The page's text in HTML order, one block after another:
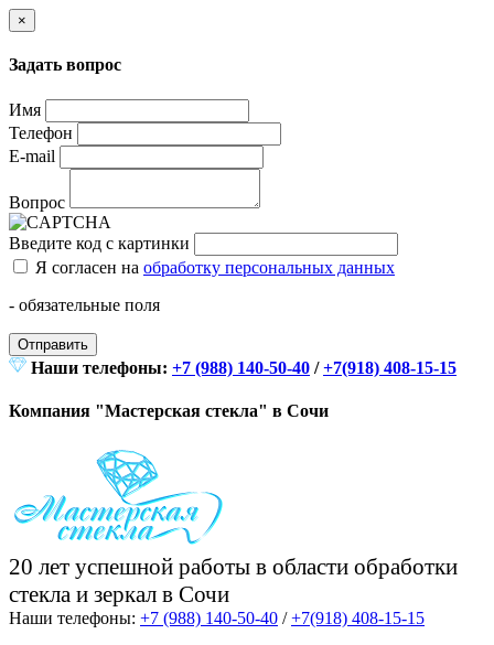
×
Задать вопрос
Имя
Телефон
E-mail
Вопрос
Введите код с картинки
Я согласен на обработку персональных данных
- обязательные поля
Отправить
Наши телефоны: +7 (988) 140-50-40 /+7(918) 408-15-15
Компания "Мастерская стекла" в Сочи
20 лет успешной работы в области обработки
стекла и зеркал в Сочи
Наши телефоны: +7 (988) 140-50-40 /+7(918) 408-15-15